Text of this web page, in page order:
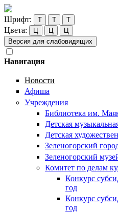
Шрифт: Т Т Т
Цвета: Ц Ц
Ц
Версия для слабовидящих
Навигация
Новости
Афиша
Учреждения
Библиотека им.
Детская
Детская
Зеленогорский
Зеленогорский
Комитет по делам
Конкурс
год
Конкурс
год